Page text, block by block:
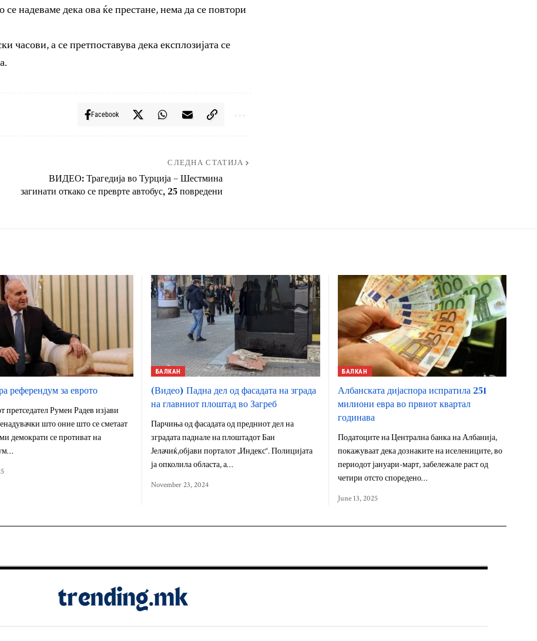
се надеваме дека ова ќе престане, нема да се повтори
часови, а се претпоставува дека експлозијата се
Facebook
СЛЕДНА СТАТИЈА
ВИДЕО: Трагедија во Турција – Шестмина
загинати откако се преврте автобус, 25 повредени
референдум за еврото
претседател Румен Радев изјави
што оние што се сметаат
демократи се противат на
БАЛКАН
(Видео) Падна дел од фасадата на зграда
на главниот плоштад во Загреб
Парчиња од фасадата од предниот дел на
зградата паднале на плоштадот Бан
Јелачиќ,објави порталот „Индекс“. Полицијата
ја опколила областа, а…
November 23, 2024
БАЛКАН
Албанската дијаспора испратила 251
милиони евра во првиот квартал
годинава
Податоците на Централна банка на Албанија,
покажуваат дека дознаките на иселениците, во
периодот јануари-март, забележале раст од
четири отсто споредено…
June 13, 2025